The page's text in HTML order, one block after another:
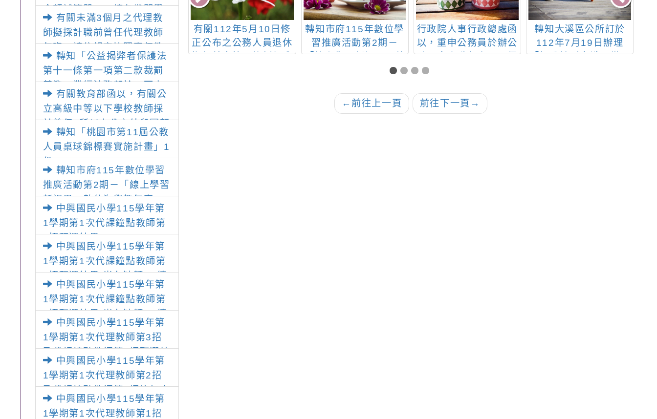
金額試算器」，請各機關學
校轉知所屬退休人員多加利
用
有關未滿3個月之代理教
師擬採計職前曾任代理教師
年資，請依規定比照專任教
師提敘薪級一案
轉知「公益揭弊者保護法
第十一條第一項第二款裁罰
基準」業經法務部於一百十
五年七月七日以法廉字第
11506001470號令訂定發
布，並自一百十四年七月二
十二日生效，檢送行政規則
規定（含總說明及逐點說
明）1份
有關教育部函以，有關公
立高級中等以下學校教師採
計曾任2所以上公立幼兒園契
約進用教保員及私立幼兒園
專任教師年資相關疑義一案
轉知「桃園市第11屆公教
人員桌球錦標賽實施計畫」1
份
轉知市府115年數位學習
推廣活動第2期－「線上學習
新視界，數位淘學趣無窮」
活動文宣及海報各1份，請配
合推廣運用並鼓勵同仁踴躍
上網學習
中興國民小學115學年第
1學期第1次代課鐘點教師第
6招甄選結果
中興國民小學115學年第
1學期第1次代課鐘點教師第
5招甄選結果(尚有缺額)，續
辦第6次甄選
中興國民小學115學年第
1學期第1次代課鐘點教師第
4招甄選結果(尚有缺額)，續
辦第5次甄選
中興國民小學115學年第
1學期第1次代理教師第3招
及代課鐘點教師第3招甄選結
果(尚有缺額)，續辦第4次甄
選
中興國民小學115學年第
1學期第1次代理教師第2招
及代課鐘點教師第2招皆無人
報名，續辦第3次甄選
中興國民小學115學年第
1學期第1次代理教師第1招
人員保障暨培
訂定之「政府
霸凌調查作業
有關行政院人事行政總
處「公教人員退休撫卹
試算系統」新增「一般
人員使用退休試算作
業」功能，並於112年
7月6日上線一案。
有關112年5月10日修
正公布之公務人員退休
撫卹基金管理條例部分
轉知市府115年數位學
習推廣活動第2期－
「線上學習新視界，數
位淘學趣無窮」活動文
合推廣運用並鼓勵同仁
踴躍上網學習
行政院人事行政總處函
以，重申公務員於辦公
時間應盡職負責，不得
利用上班時間從事與公
轉知大溪區公所訂於
112年7月19日辦理
「提升性別意識－從二
← 前往上一頁 前往下一頁 →